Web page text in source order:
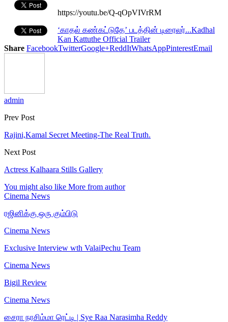
https://youtu.be/Q-qOpVIVrRM
‘காதல் கண்கட்டுதே’ படத்தின் டிரைலர்...Kadhal
Kan Kattuthe Official Trailer
Share FacebookTwitterGoogle+ReddItWhatsAppPinterestEmail
admin
Prev Post
Rajini,Kamal Secret Meeting-The Real Truth.
Next Post
Actress Kalhaara Stills Gallery
You might also like More from author
Cinema News
ரஜினிக்கு ஒரு கும்பிடு
Cinema News
Exclusive Interview wth ValaiPechu Team
Cinema News
Bigil Review
Cinema News
சைரா நரசிம்மா ரெட்டி | Sye Raa Narasimha Reddy